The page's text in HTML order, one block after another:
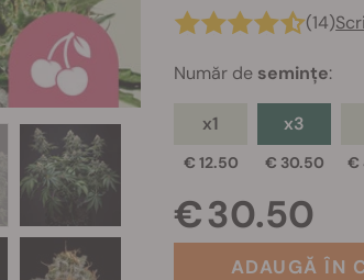
(14)
Număr de semințe:
x1
€ 12.50
x3
€ 30.50 €
€ 30.50
ADAUGĂ ÎN